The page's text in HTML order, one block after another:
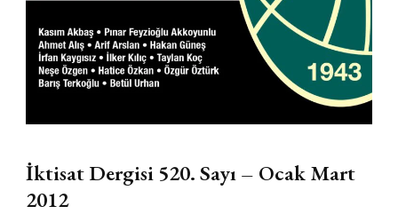
İktisat Dergisi 520. Sayı – Ocak Mart
2012